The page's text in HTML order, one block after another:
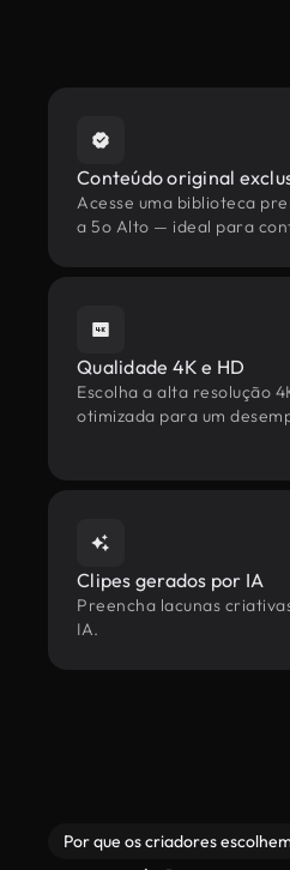
Conteúdo original
Acesse uma biblioteca
a 5o Alto — ideal para
Qualidade 4K e HD
Escolha a alta resolução
otimizada para um
Clipes gerados por IA
Preencha lacunas
IA.
Por que os criadores